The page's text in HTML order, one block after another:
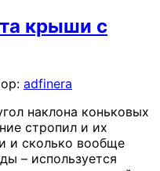
крыши с
adfinera
наклона коньковых
стропил и их
и сколько вообще
– используется